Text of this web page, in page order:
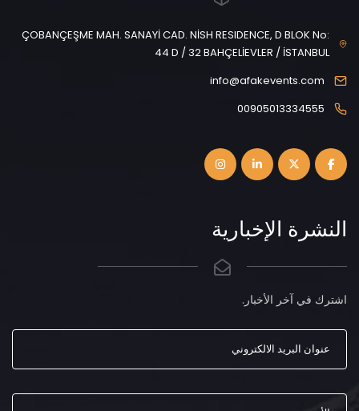
ÇOBANÇEŞME MAH. SANAYİ CAD. NİSH RESIDENCE, D BLOK No:
44 D / 32 BAHÇELİEVLER / İSTANBUL
info@afakevents.com
00905013334555
النشرة الإخبارية
اشترك في آخر الأخبار.